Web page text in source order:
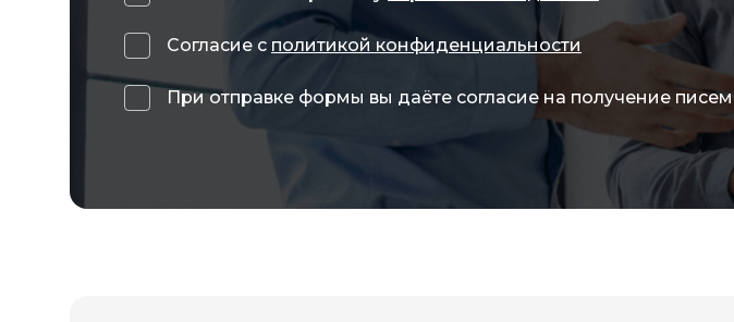
Согласие с политикой конфиденциальности
При отправке формы вы даёте согласие на получение писем